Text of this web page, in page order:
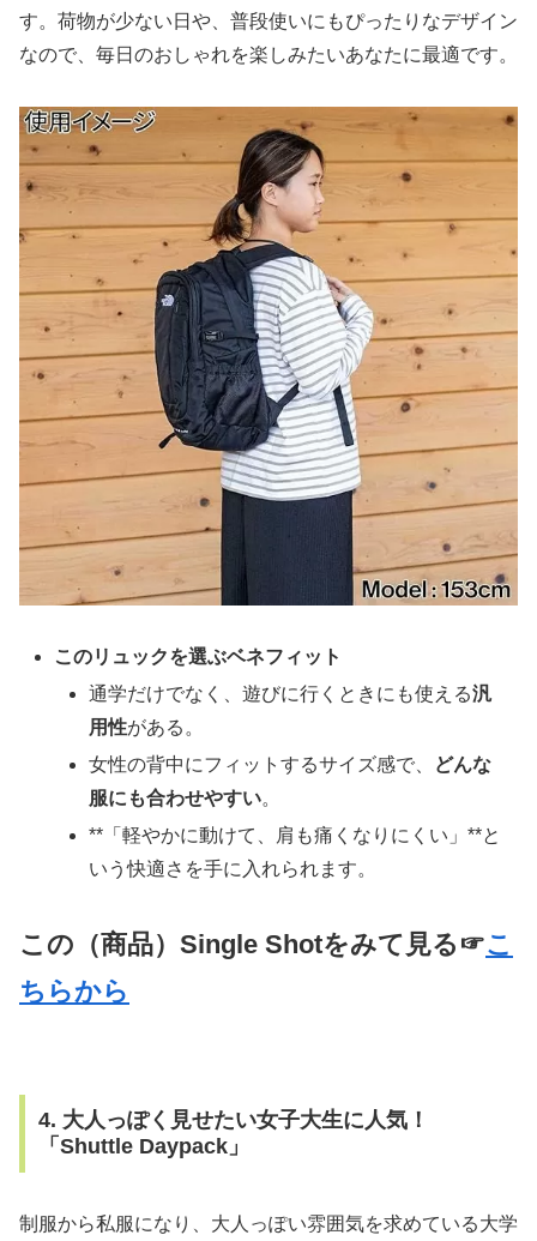
す。荷物が少ない日や、普段使いにもぴったりなデザイン
なので、毎日のおしゃれを楽しみたいあなたに最適です。
このリュックを選ぶベネフィット
通学だけでなく、遊びに行くときにも使える汎
用性がある。
女性の背中にフィットするサイズ感で、 どんな
服にも合わせやすい。
**「軽やかに動けて、肩も痛くなりにくい」**と
いう快適さを手に入れられます。
この（商品）Single Shotをみて見る☞こ
ちらから
4. 大人っぽく見せたい女子大生に人気！
「Shuttle Daypack」
制服から私服になり、大人っぽい雰囲気を求めている大学